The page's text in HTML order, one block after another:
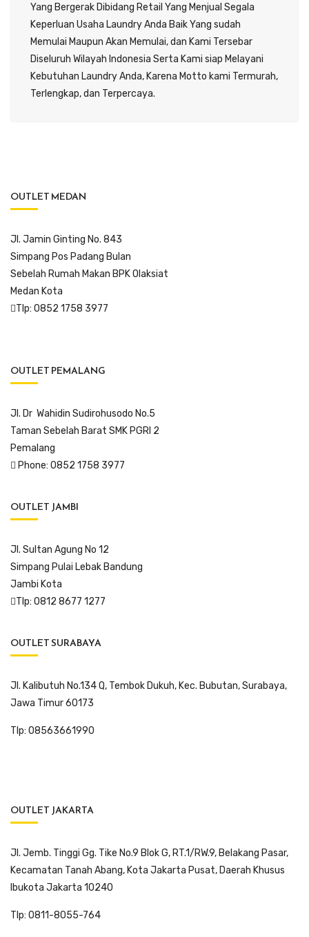
Yang Bergerak Dibidang Retail Yang Menjual Segala
Keperluan Usaha Laundry Anda Baik Yang sudah
Memulai Maupun Akan Memulai, dan Kami Tersebar
Diseluruh Wilayah Indonesia Serta Kami siap Melayani
Kebutuhan Laundry Anda, Karena Motto kami Termurah,
Terlengkap, dan Terpercaya.
OUTLET MEDAN
Jl. Jamin Ginting No. 843
Simpang Pos Padang Bulan
Sebelah Rumah Makan BPK Olaksiat
Medan Kota
Tlp: 0852 1758 3977
OUTLET PEMALANG
Jl. Dr Wahidin Sudirohusodo No.5
Taman Sebelah Barat SMK PGRI 2
Pemalang
Phone: 0852 1758 3977
OUTLET JAMBI
Jl. Sultan Agung No 12
Simpang Pulai Lebak Bandung
Jambi Kota
Tlp: 0812 8677 1277
OUTLET SURABAYA
Jl. Kalibutuh No.134 Q, Tembok Dukuh, Kec. Bubutan, Surabaya,
Jawa Timur 60173
Tlp: 08563661990
OUTLET JAKARTA
Jl. Jemb. Tinggi Gg. Tike No.9 Blok G, RT.1/RW.9, Belakang Pasar,
Kecamatan Tanah Abang, Kota Jakarta Pusat, Daerah Khusus
Ibukota Jakarta 10240
Tlp: 0811-8055-764